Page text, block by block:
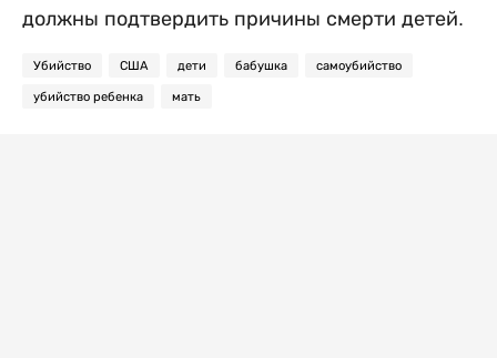
должны подтвердить причины смерти детей.
Убийство США дети бабушка самоубийство
убийство ребенка мать